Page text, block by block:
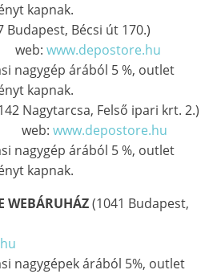
kapnak.
Budapest, Bécsi út 170.)
web: www.depostore.hu
nagygép árából 5 %, outlet
kapnak.
Nagytarcsa, Felső ipari krt. 2.)
web: www.depostore.hu
nagygép árából 5 %, outlet
kapnak.
WEBÁRUHÁZ(1041 Budapest,
nagygépek árából 5%, outlet